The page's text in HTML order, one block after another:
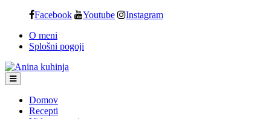
content
Facebook Youtube Instagram
O meni
Splošni pogoji
Domov
Recepti